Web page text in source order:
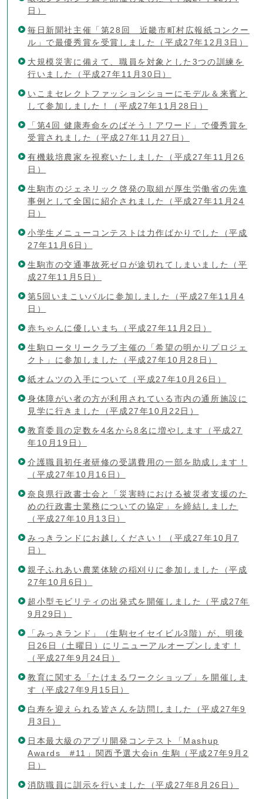
日）
毎日新聞社主催「第28回 近畿市町村広報紙コンクー
ル」で最優秀賞を受賞しました（平成27年12月3日）
大規模災害に備えて、職員を対象とした3つの訓練を
行いました（平成27年11月30日）
いこまセレクトファッションショーにモデル＆来賓と
して参加しました！（平成27年11月28日）
「第4回 健康寿命をのばそう！アワード」で優秀賞を
受賞されました（平成27年11月27日）
有機栽培農家を視察いたしました（平成27年11月26
日）
生駒市のジェネリック啓発の取組が厚生労働省の先進
事例として全国に紹介されました（平成27年11月24
日）
小学生メニューコンテストは力作ばかりでした（平成
27年11月6日）
生駒市の交通事故死ゼロが途切れてしまいました（平
成27年11月5日）
第5回いまこいバルに参加しました（平成27年11月4
日）
赤ちゃんに優しいまち（平成27年11月2日）
生駒ロータリークラブ主催の「希望の明かりプロジェ
クト」に参加しました（平成27年10月28日）
紙オムツの入手について（平成27年10月26日）
身体障がい者の方が利用されている市内の通所施設に
見学に行きました（平成27年10月22日）
教育委員の定数を4名から8名に増やします（平成27
年10月19日）
介護職員初任者研修の受講費用の一部を助成します！
（平成27年10月16日）
奈良県行政書士会と「災害時における被災者支援のた
めの行政書士業務についての協定」を締結しました
（平成27年10月13日）
みっきランドにお越しください！（平成27年10月7
日）
親子ふれあい農業体験の稲刈りに参加しました（平成
27年10月6日）
超小型モビリティの出発式を開催しました（平成27年
9月29日）
「みっきランド」（生駒セイセイビル3階）が、明後
日26日（土曜日）にリニューアルオープンします！
（平成27年9月24日）
教育に関する「たけまるワークショップ」を開催しま
す（平成27年9月15日）
白寿を迎えられる皆さんを訪問しました（平成27年9
月3日）
日本最大級のアプリ開発コンテスト「Mashup
Awards #11」関西予選大会in 生駒（平成27年9月2
日）
消防職員に訓示を行いました（平成27年8月26日）